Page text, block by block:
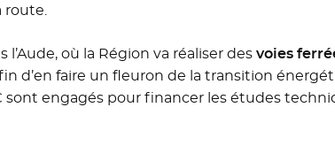
l’Aude, où la Région va réaliser des voies
d’en faire un fleuron de la transition
engagés pour financer les études